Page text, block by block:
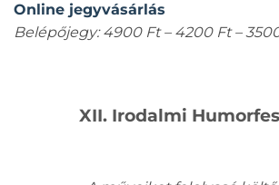
Online jegyvásárlás
Belépőjegy: 4900 Ft – 4200 Ft –
XII. Irodalmi